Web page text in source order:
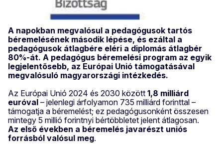
A napokban megvalósul a pedagógusok tartós
béremelésének második lépése, és ezáltal a
pedagógusok átlagbére eléri a diplomás átlagbér
80%-át. A pedagógus béremelési program az egyik
legjelentősebb, az Európai Unió támogatásával
megvalósuló magyarországi intézkedés.
Az Európai Unió 2024 és 2030 között 1,8 milliárd
euróval – jelenlegi árfolyamon 735 milliárd forinttal –
támogatja a béremelést; ez pedagógusonként összesen
mintegy 5 millió forintnyi bértöbbletet jelent átlagosan.
Az első években a béremelés javarészt uniós
forrásból valósul meg.